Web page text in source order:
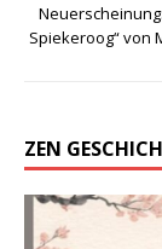
Spiekeroog“ von
ZEN